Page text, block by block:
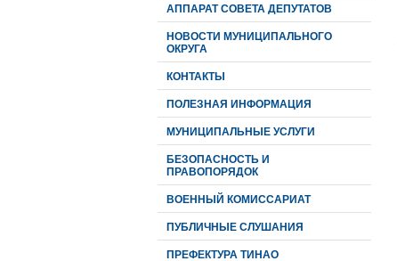
АППАРАТ СОВЕТА ДЕПУТАТОВ
НОВОСТИ МУНИЦИПАЛЬНОГО
ОКРУГА
КОНТАКТЫ
ПОЛЕЗНАЯ ИНФОРМАЦИЯ
МУНИЦИПАЛЬНЫЕ УСЛУГИ
БЕЗОПАСНОСТЬ И
ПРАВОПОРЯДОК
ВОЕННЫЙ КОМИССАРИАТ
ПУБЛИЧНЫЕ СЛУШАНИЯ
ПРЕФЕКТУРА ТИНАО